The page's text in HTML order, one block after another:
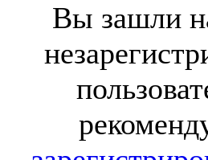
Вы зашли